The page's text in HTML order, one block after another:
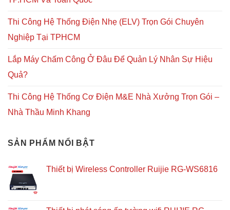
Thi Công Hệ Thống Điện Nhẹ (ELV) Trọn Gói Chuyên
Nghiệp Tại TPHCM
Lắp Máy Chấm Công Ở Đâu Để Quản Lý Nhân Sự Hiệu
Quả?
Thi Công Hệ Thống Cơ Điện M&E Nhà Xưởng Trọn Gói –
Nhà Thầu Minh Khang
SẢN PHẨM NỔI BẬT
Thiết bị Wireless Controller Ruijie RG-WS6816